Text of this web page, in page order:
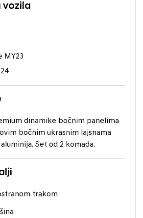
vozila
MY23
dinamike bočnim panelima
bočnim ukrasnim lajsnama
Set od 2 komada.
trakom